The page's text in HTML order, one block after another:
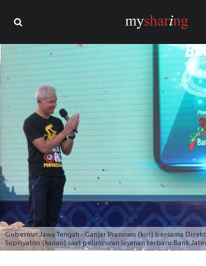
Gubernur Jawa Tengah - Ganjar Pranowo (kiri) bersama
Supriyatno (kanan) saat peluncuran layanan terbaru Bank